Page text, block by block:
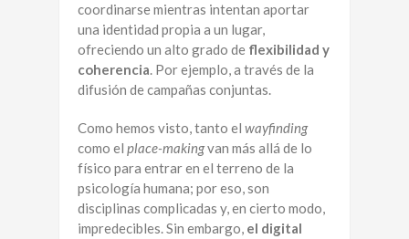
coordinarse mientras intentan aportar
una identidad propia a un lugar,
ofreciendo un alto grado de flexibilidad y
coherencia. Por ejemplo, a través de la
difusión de campañas conjuntas.
Como hemos visto, tanto el wayfinding
como el place-makingvan más allá de lo
físico para entrar en el terreno de la
psicología humana; por eso, son
disciplinas complicadas y, en cierto modo,
impredecibles. Sin embargo, el digital